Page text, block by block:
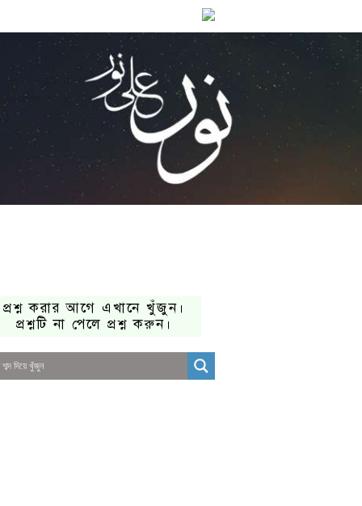
প্রশ্ন করার আগে এখানে খুঁজুন।
প্রশ্নটি না পেলে প্রশ্ন করুন।